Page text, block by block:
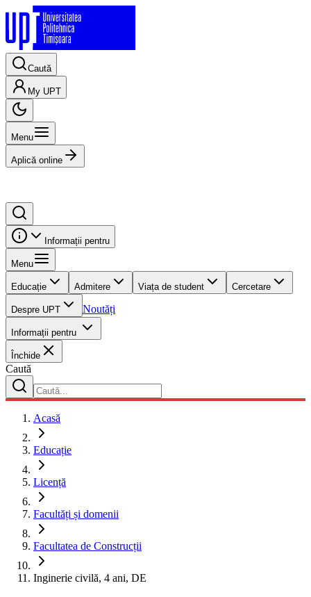
Caută
My UPT
Menu
Aplică online
Informații pentru
Menu
Educație Admitere Viața de student Cercetare
Despre UPT Noutăți
Informații pentru
Închide
Caută
Acasă
Educație
Licență
Facultăți și domenii
Facultatea de Construcții
Inginerie civilă, 4 ani, DE